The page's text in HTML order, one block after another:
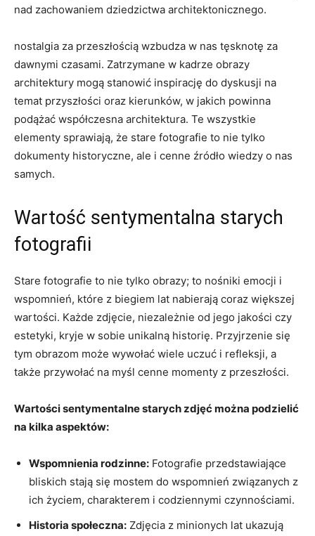
nad zachowaniem dziedzictwa architektonicznego.
nostalgia za przeszłością wzbudza w nas tęsknotę za
dawnymi czasami. ‌Zatrzymane w kadrze obrazy
architektury mogą stanowić inspirację do dyskusji na
temat przyszłości oraz kierunków, w jakich powinna
podążać współczesna architektura. Te wszystkie
elementy sprawiają, że stare fotografie to nie tylko
dokumenty historyczne, ale ‍i⁢ cenne źródło⁤ wiedzy o nas
⁢samych.
Wartość⁤ sentymentalna starych
fotografii
Stare fotografie to​ nie tylko obrazy; to nośniki emocji i
wspomnień, które z biegiem lat ‌nabierają coraz większej
wartości. Każde zdjęcie, niezależnie od jego jakości czy⁤
estetyki,‌ kryje w sobie unikalną historię. Przyjrzenie się
tym obrazom może wywołać wiele uczuć i refleksji, a
także⁢ przywołać na myśl cenne momenty z⁤ przeszłości.
Wartości sentymentalne‍ starych zdjęć można podzielić
⁣na⁢ kilka ⁤aspektów:
Wspomnienia rodzinne: Fotografie przedstawiające
bliskich stają ​się mostem do wspomnień związanych z
ich życiem, charakterem i codziennymi czynnościami.
Historia społeczna: Zdjęcia z minionych lat ukazują